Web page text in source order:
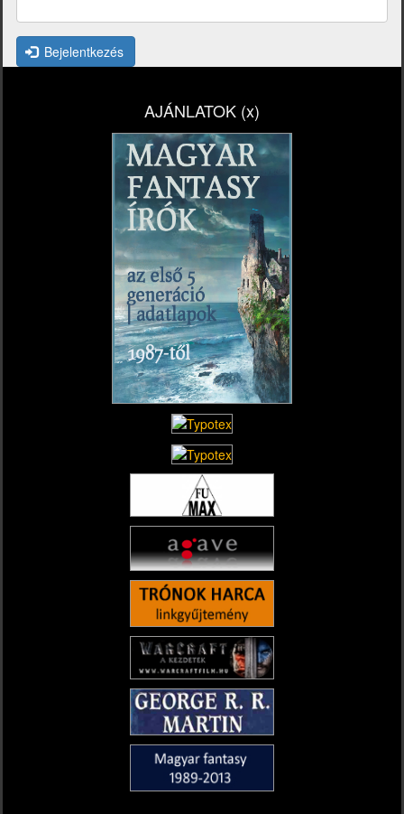
Bejelentkezés
AJÁNLATOK (x)